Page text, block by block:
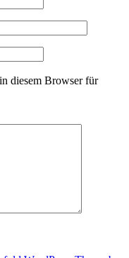
diesem Browser für